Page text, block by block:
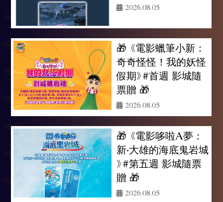
2026.08.05
🎁 《電影蠟筆小新：
奇奇怪怪！我的妖怪
假期》#首週 影城隨
票贈 🎁
2026.08.05
🎁 《電影哆啦A夢：
新‧大雄的海底鬼岩城
》#第五週 影城隨票
贈 🎁
2026.08.05